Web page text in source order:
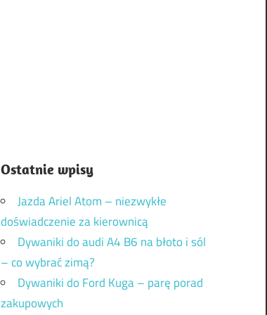
Ostatnie wpisy
Jazda Ariel Atom – niezwykłe
doświadczenie za kierownicą
Dywaniki do audi A4 B6 na błoto i sól
– co wybrać zimą?
Dywaniki do Ford Kuga – parę porad
zakupowych